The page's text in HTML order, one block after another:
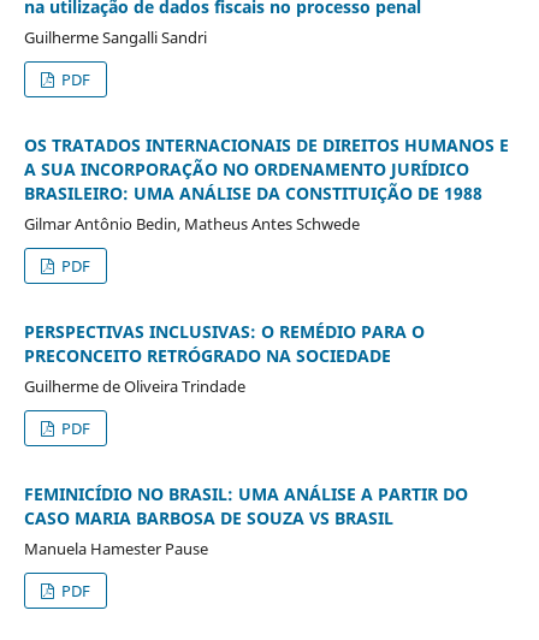
na utilização de dados fiscais no processo penal
Guilherme Sangalli Sandri
PDF
OS TRATADOS INTERNACIONAIS DE DIREITOS HUMANOS E
A SUA INCORPORAÇÃO NO ORDENAMENTO JURÍDICO
BRASILEIRO: UMA ANÁLISE DA CONSTITUIÇÃO DE 1988
Gilmar Antônio Bedin, Matheus Antes Schwede
PDF
PERSPECTIVAS INCLUSIVAS: O REMÉDIO PARA O
PRECONCEITO RETRÓGRADO NA SOCIEDADE
Guilherme de Oliveira Trindade
PDF
FEMINICÍDIO NO BRASIL: UMA ANÁLISE A PARTIR DO
CASO MARIA BARBOSA DE SOUZA VS BRASIL
Manuela Hamester Pause
PDF